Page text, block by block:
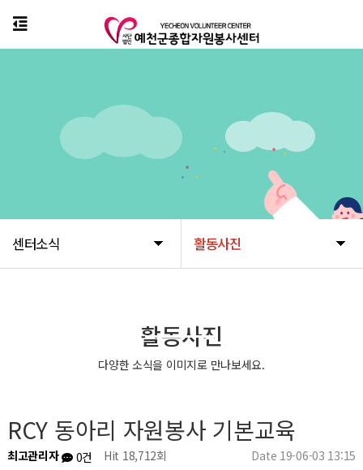
센터소식 활동사진
활동사진
다양한 소식을 이미지로 만나보세요.
RCY 동아리 자원봉사 기본교육
최고관리자 0건 Hit 18,712회 Date 19-06-03 13:15